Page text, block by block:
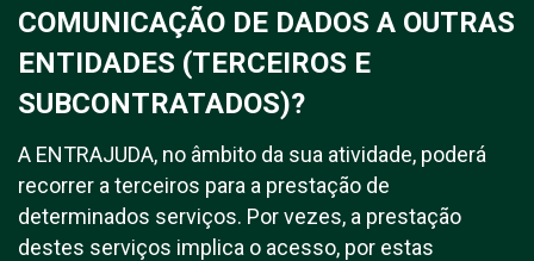
COMUNICAÇÃO DE DADOS A OUTRAS
ENTIDADES (TERCEIROS E
SUBCONTRATADOS)?
A ENTRAJUDA, no âmbito da sua atividade, poderá
recorrer a terceiros para a prestação de
determinados serviços. Por vezes, a prestação
destes serviços implica o acesso, por estas